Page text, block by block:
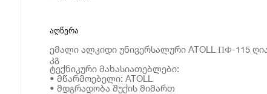
აღწერა
ემალი ალკიდი უნივერსალური ATOLL ПФ-115
კგ
ტექნიკური მახასიათებლები:
• მწარმოებელი: ATOLL
• მდგრადობა შუქის მიმართ